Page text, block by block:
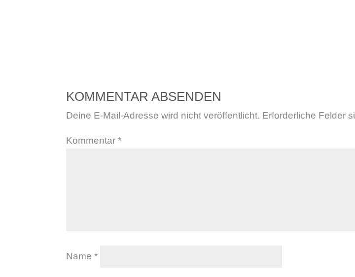
KOMMENTAR ABSENDEN
Deine E-Mail-Adresse wird nicht veröffentlicht. Erforderliche Felder
Kommentar*
Name*